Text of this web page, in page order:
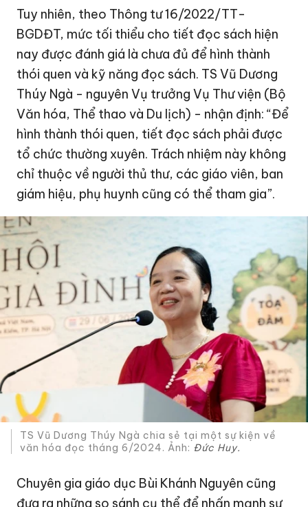
Tuy nhiên, theo Thông tư 16/2022/TT-
BGDĐT, mức tối thiểu cho tiết đọc sách hiện
nay được đánh giá là chưa đủ để hình thành
thói quen và kỹ năng đọc sách. TS Vũ Dương
Thúy Ngà - nguyên Vụ trưởng Vụ Thư viện (Bộ
Văn hóa, Thể thao và Du lịch) - nhận định: “Để
hình thành thói quen, tiết đọc sách phải được
tổ chức thường xuyên. Trách nhiệm này không
chỉ thuộc về người thủ thư, các giáo viên, ban
giám hiệu, phụ huynh cũng có thể tham gia”.
TS Vũ Dương Thúy Ngà chia sẻ tại một sự kiện về
văn hóa đọc tháng 6/2024. Ảnh: Đức Huy.
Chuyên gia giáo dục Bùi Khánh Nguyên cũng
đưa ra những so sánh cụ thể để nhấn mạnh sự